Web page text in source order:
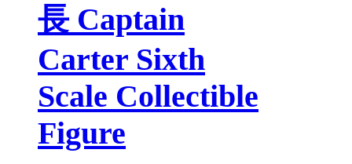
長 Captain
Carter Sixth
Scale Collectible
Figure